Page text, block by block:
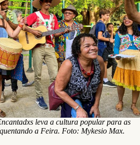
leva a cultura popular para as
a Feira. Foto: Mykesio Max.